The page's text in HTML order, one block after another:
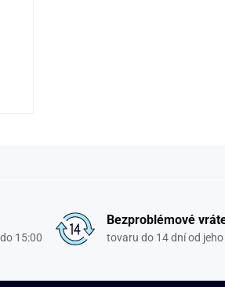
15:00
Bezproblémové
tovaru do 14 dní od